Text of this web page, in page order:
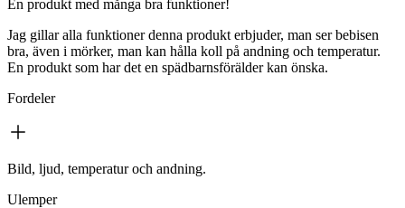
En produkt med många bra funktioner!
Jag gillar alla funktioner denna produkt erbjuder, man ser bebisen
bra, även i mörker, man kan hålla koll på andning och temperatur.
En produkt som har det en spädbarnsförälder kan önska.
Fordeler
Bild, ljud, temperatur och andning.
Ulemper